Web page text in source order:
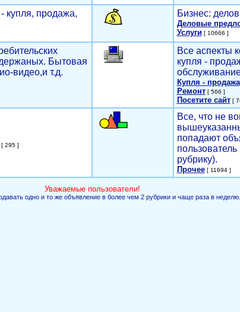
купля, продажа,
Бизнес:
Деловые
Услуги[ 10666 ]
Бытовая
видео,и т.д.
Все аспекты
купля -
Купля - продажа
Ремонт[ 566 ]
Посетите сайт[
295 ]
Все, что не
попадают
рубрику).
Прочее[ 11694 ]
Уважаемые пользователи!
одно и то же объявление в более чем 2 рубрики и чаще раза в неделю.